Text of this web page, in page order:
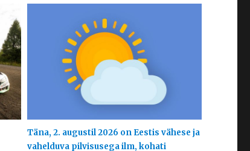
Täna, 2. augustil 2026 on Eestis vähese ja
vahelduva pilvisusega ilm, kohati